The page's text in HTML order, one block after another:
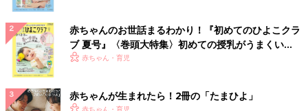
赤ちゃんのお世話まるわかり！『初めてのひよこクラ
ブ 夏号』〈巻頭大特集〉初めての授乳がうまくい
く！ おっぱい・ミルクの基本と夏のトラブル 解決テ
赤ちゃん・育児
赤ちゃんが生まれたら！2冊の「たまひよ」
赤ちゃん・育児